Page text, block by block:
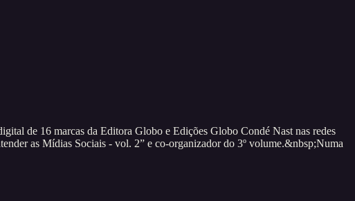
de 16 marcas da Editora Globo e Edições Globo Condé Nast nas redes
as Mídias Sociais - vol. 2” e co-organizador do 3º volume.&nbsp;Numa